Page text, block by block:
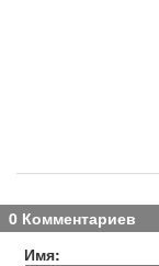
0 Комментариев
Имя: